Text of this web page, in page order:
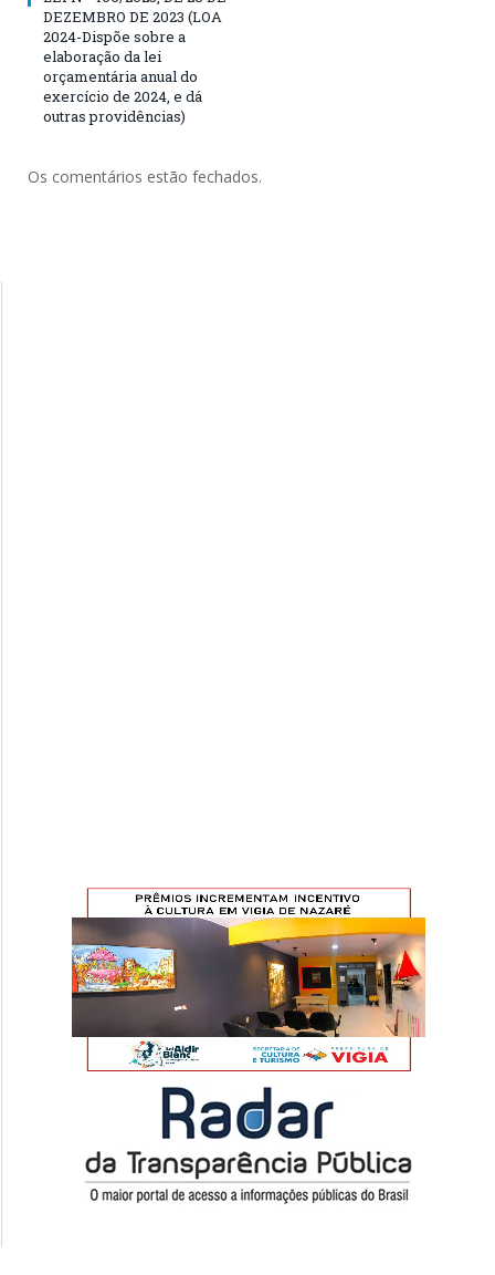
DEZEMBRO DE 2023 (LOA
2024-Dispõe sobre a
elaboração da lei
orçamentária anual do
exercício de 2024, e dá
outras providências)
Os comentários estão fechados.